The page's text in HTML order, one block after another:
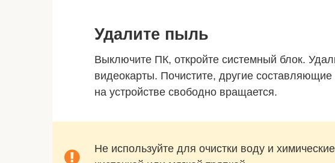
Удалите пыль
Выключите ПК, откройте системный блок.
видеокарты. Почистите, другие
на устройстве свободно вращается.
Не используйте для очистки воду и